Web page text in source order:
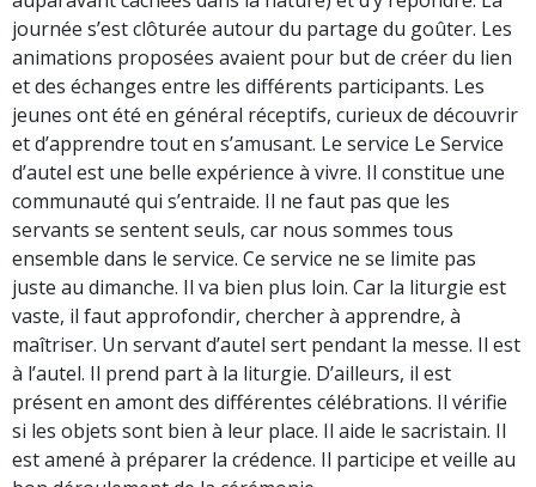
journée s’est clôturée autour du partage du goûter. Les
animations proposées avaient pour but de créer du lien
et des échanges entre les différents participants. Les
jeunes ont été en général réceptifs, curieux de découvrir
et d’apprendre tout en s’amusant. Le service Le Service
d’autel est une belle expérience à vivre. Il constitue une
communauté qui s’entraide. Il ne faut pas que les
servants se sentent seuls, car nous sommes tous
ensemble dans le service. Ce service ne se limite pas
juste au dimanche. Il va bien plus loin. Car la liturgie est
vaste, il faut approfondir, chercher à apprendre, à
maîtriser. Un servant d’autel sert pendant la messe. Il est
à l’autel. Il prend part à la liturgie. D’ailleurs, il est
présent en amont des différentes célébrations. Il vérifie
si les objets sont bien à leur place. Il aide le sacristain. Il
est amené à préparer la crédence. Il participe et veille au